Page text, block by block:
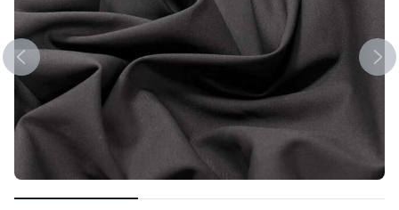
Previous